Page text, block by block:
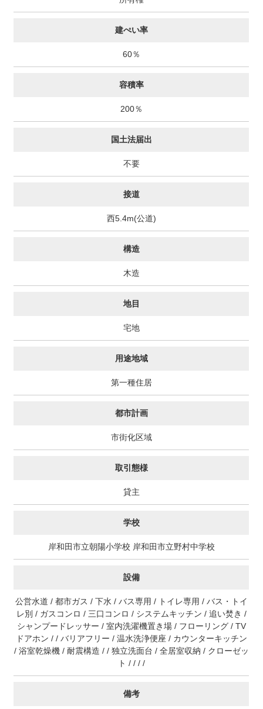
建ぺい率
60％
容積率
200％
国土法届出
不要
接道
西5.4m(公道)
構造
木造
地目
宅地
用途地域
第一種住居
都市計画
市街化区域
取引態様
貸主
学校
岸和田市立朝陽小学校 岸和田市立野村中学校
設備
公営水道 / 都市ガス / 下水 / バス専用 / トイレ専用 / バス・トイ
レ別 / ガスコンロ / 三口コンロ / システムキッチン / 追い焚き /
シャンプードレッサー / 室内洗濯機置き場 / フローリング / TV
ドアホン / / バリアフリー / 温水洗浄便座 / カウンターキッチン
/ 浴室乾燥機 / 耐震構造 / / 独立洗面台 / 全居室収納 / クローゼッ
ト / / / /
備考